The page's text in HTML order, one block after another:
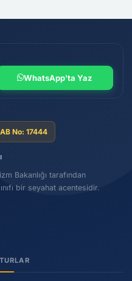
kez İzmir'e gelen
ve ulaşım stresi
geçerek rahat bir
otelinize, evinize
WhatsApp'ta Yaz
No: 17444
Bakanlığı tarafından
bir seyahat acentesidir.
TURLAR